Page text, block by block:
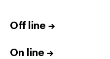
Off line →
On line →